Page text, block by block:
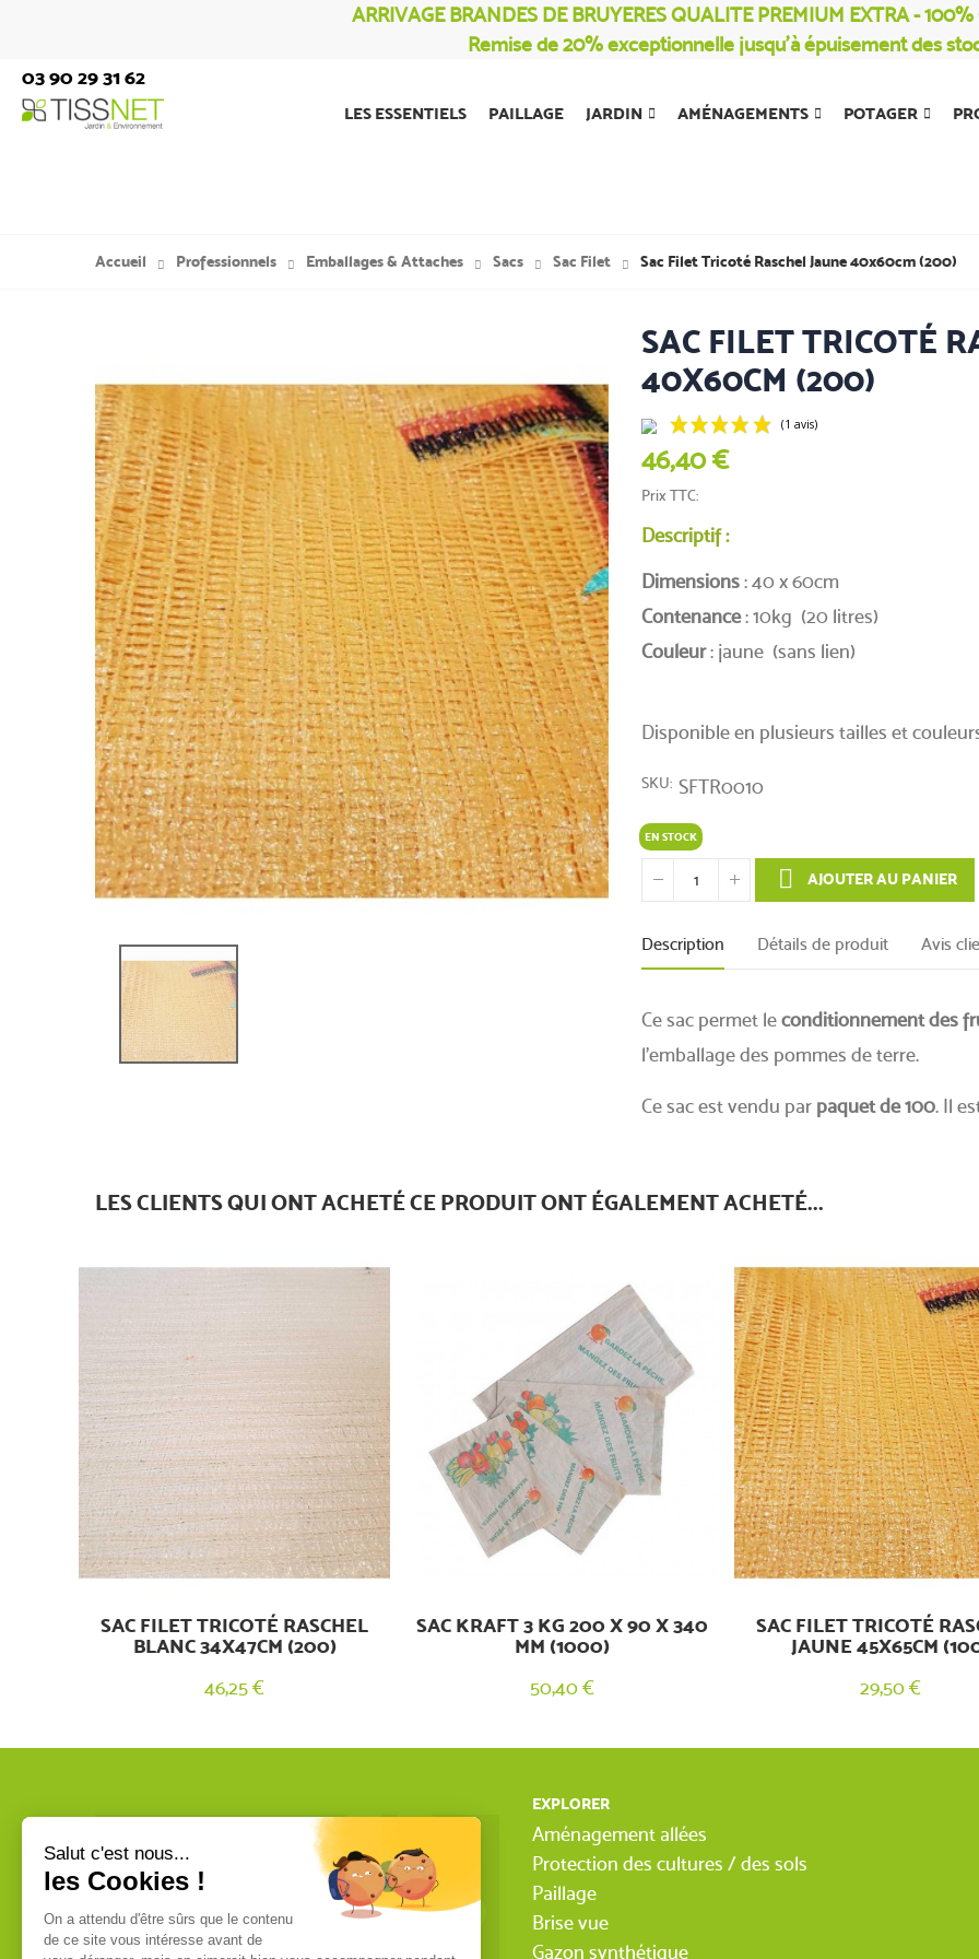
ARRIVAGE BRANDES DE BRUYERES QUALITE PREMIUM EXTRA -
Remise de 20% exceptionnelle jusqu’à épuisement des
03 90 29 31 62
LES ESSENTIELS PAILLAGE JARDIN AMÉNAGEMENTS POTAGER
Accueil Professionnels Emballages & Attaches Sacs Sac Filet Sac Filet Tricoté Raschel Jaune 40x60cm (200)
SAC FILET TRICOTÉ
40X60CM (200)
46,40 €
Prix TTC
Descriptif :
Dimensions: 40 x 60cm
Contenance: 10kg (20 litres)
Couleur: jaune (sans lien)
Disponible en plusieurs tailles et
SKU SFTR0010
EN STOCK
AJOUTER AU PANIER
Description Détails de produit Avis
Ce sac permet leconditionnement des
l'emballage des pommes de terre.
Ce sac est vendu par paquet de 100. Il
LES CLIENTS QUI ONT ACHETÉ CE PRODUIT ONT ÉGALEMENT ACHETÉ...
SAC FILET TRICOTÉ RASCHEL
BLANC 34X47CM (200)
46,25 €
SAC KRAFT 3 KG 200 X 90 X 340
MM (1000)
50,40 €
SAC FILET TRICOTÉ
JAUNE 45X65CM
29,50 €
VOUS ÊTES UN PROFESSIONNEL ?
Nous commercialisons uniquement
des produits de qualité professionnelle.
Ces produits sont fabriqués dans les
EXPLORER
Aménagement allées
Protection des cultures / des sols
Paillage
Brise vue
Gazon synthétique